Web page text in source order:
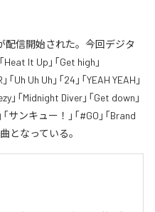
配信開始された。今回デジタ
It Up」「Get high」
「Uh Uh Uh」「24」「YEAH YEAH」
」「Midnight Diver」「Get down」
「サンキュー！」「#GO」「Brand
となっている。